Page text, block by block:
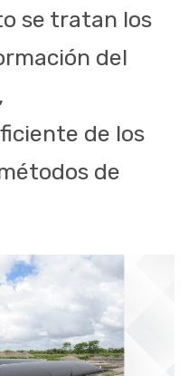
se tratan los
del
de los
de